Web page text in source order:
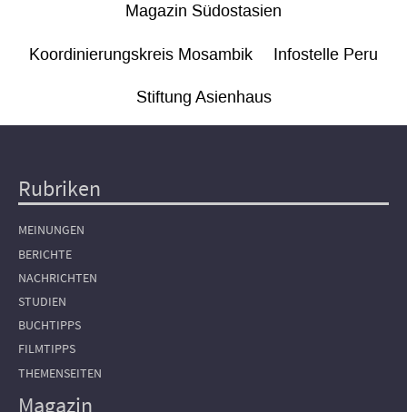
Magazin Südostasien
Koordinierungskreis Mosambik Infostelle Peru
Stiftung Asienhaus
Hauptnavigation
Rubriken
MEINUNGEN
BERICHTE
NACHRICHTEN
STUDIEN
BUCHTIPPS
FILMTIPPS
THEMENSEITEN
Magazin